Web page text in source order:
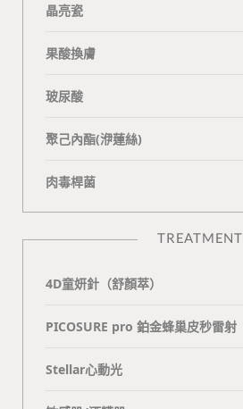
晶亮瓷
果酸換膚
玻尿酸
聚己內酯(洢蓮絲)
肉毒桿菌
TREATMENT
4D童妍針（舒顏萃）
PICOSURE pro 鉑金蜂巢皮秒雷射
Stellar心動光